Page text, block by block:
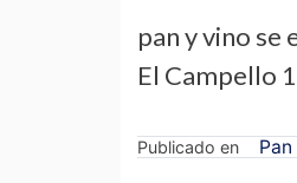
pan y vino se
El Campello
Publicado en